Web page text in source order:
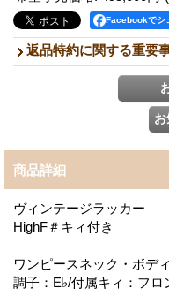
Facebookでシ
返品特約に関する重要
商品詳細
ヴィンテージラッカー
HighF＃キィ付き
ワンピースネック・ボデ
調子：E♭/付属キィ：フロ